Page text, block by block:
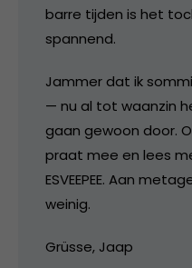
barre tijden is het
spannend.
Jammer dat ik
— nu al tot waanzin
gaan gewoon door.
praat mee en lees me
ESVEEPEE. Aan
weinig.
Grüsse, Jaap